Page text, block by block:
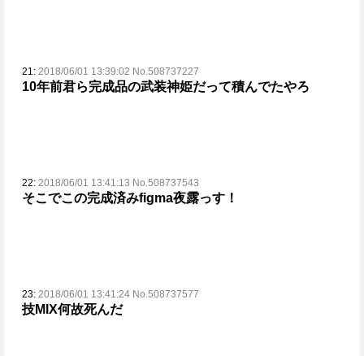
21: 2018/06/01 13:39:02 No.508737227
10年前君ら完成品の武装神姫だって積んでたやろ
22: 2018/06/01 13:41:13 No.508737543
そこでこの完成済みfigma夜露っす！
23: 2018/06/01 13:41:24 No.508737577
技MIX何故死んだ